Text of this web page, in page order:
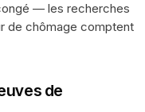
— les recherches
de chômage comptent
de